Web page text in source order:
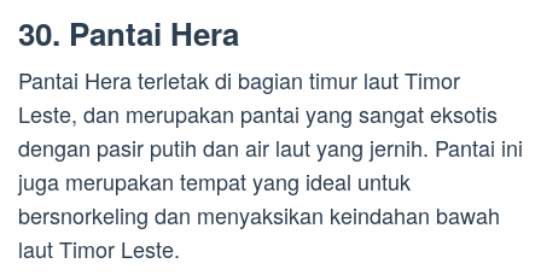
30. Pantai Hera
Pantai Hera terletak di bagian timur laut Timor
Leste, dan merupakan pantai yang sangat eksotis
dengan pasir putih dan air laut yang jernih. Pantai ini
juga merupakan tempat yang ideal untuk
bersnorkeling dan menyaksikan keindahan bawah
laut Timor Leste.